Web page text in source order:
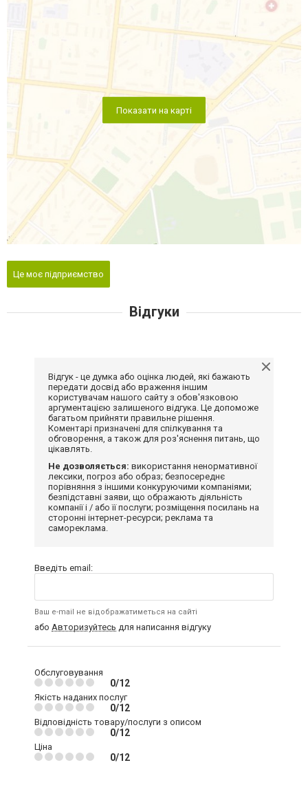
Показати на карті
Це моє підприємство
Відгуки
Відгук - це думка або оцінка людей, які бажають
передати досвід або враження іншим
користувачам нашого сайту з обов'язковою
аргументацією залишеного відгука. Це допоможе
багатьом прийняти правильне рішення.
Коментарі призначені для спілкування та
обговорення, а також для роз'яснення питань, що
цікавлять.
Не дозволяється: використання ненормативної
лексики, погроз або образ; безпосереднє
порівняння з іншими конкуруючими компаніями;
безпідставні заяви, що ображають діяльність
компанії і / або її послуги; розміщення посилань на
сторонні інтернет-ресурси; реклама та
самореклама.
Введіть email:
Ваш e-mail не відображатиметься на сайті
або Авторизуйтесь для написання відгуку
Обслуговування
0/12
Якість наданих послуг
0/12
Відповідність товару/послуги з описом
0/12
Ціна
0/12